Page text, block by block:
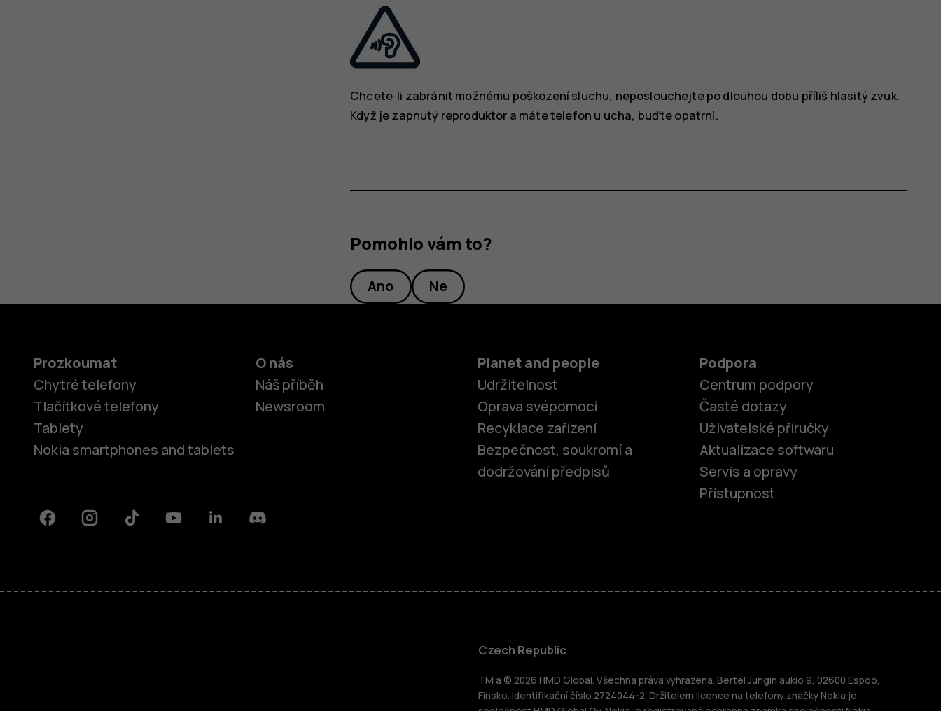
Chytré telefony
Chcete‑li zabránit možnému poškození sluchu, neposlouchejte po dlouhou dobu příliš hlasitý zvuk.
Když je zapnutý reproduktor a máte telefon u ucha, buďte opatrní.
Pomohlo vám to?
Ano Ne
Prozkoumat
Chytré telefony
Tlačítkové telefony
Tablety
Nokia smartphones and tablets
O nás
Náš příběh
Newsroom
Planet and people
Udržitelnost
Oprava svépomocí
Recyklace zařízení
Bezpečnost, soukromí a
dodržování předpisů
Podpora
Centrum podpory
Časté dotazy
Uživatelské příručky
Aktualizace softwaru
Servis a opravy
Přístupnost
FacebookInstagramTiktok YoutubeLinkedinDiscord
Czech Republic
TM a © 2026 HMD Global. Všechna práva vyhrazena. Bertel Jungin aukio 9, 02600 Espoo,
Finsko. Identifikační číslo 2724044-2. Držitelem licence na telefony značky Nokia je